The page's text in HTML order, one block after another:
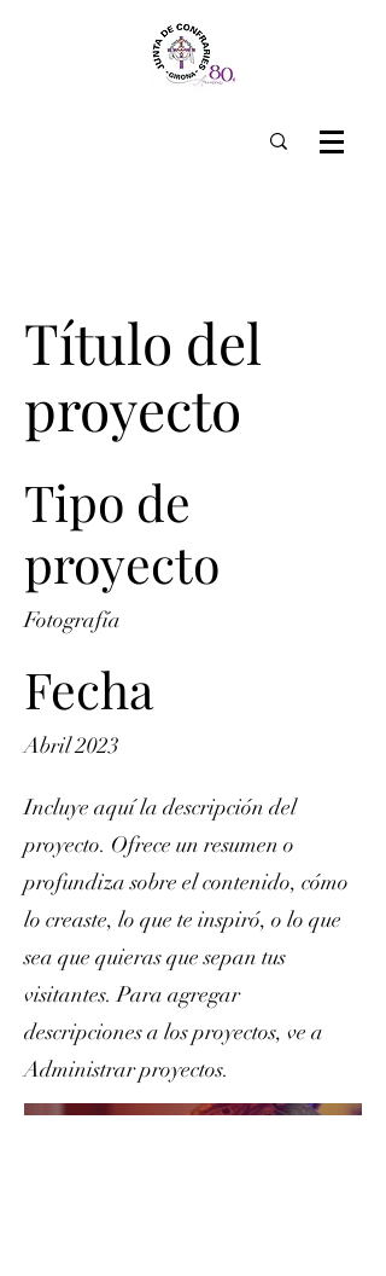
Título del
proyecto
Tipo de
proyecto
Fotografía
Fecha
Abril 2023
Incluye aquí la descripción del
proyecto. Ofrece un resumen o
profundiza sobre el contenido, cómo
lo creaste, lo que te inspiró, o lo que
sea que quieras que sepan tus
visitantes. Para agregar
descripciones a los proyectos, ve a
Administrar proyectos.